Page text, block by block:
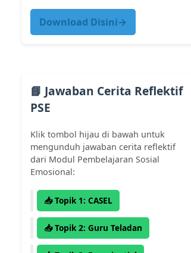
Download Disini→
📘 Jawaban Cerita Reflektif
PSE
Klik tombol hijau di bawah untuk
mengunduh jawaban cerita reflektif
dari Modul Pembelajaran Sosial
Emosional:
📥 Topik 1: CASEL
📥 Topik 2: Guru Teladan